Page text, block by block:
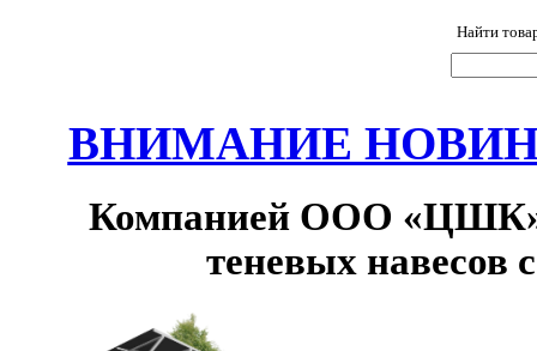
Найти
ВНИМАНИЕ
Компанией ООО «ЦШК»
теневых навесов